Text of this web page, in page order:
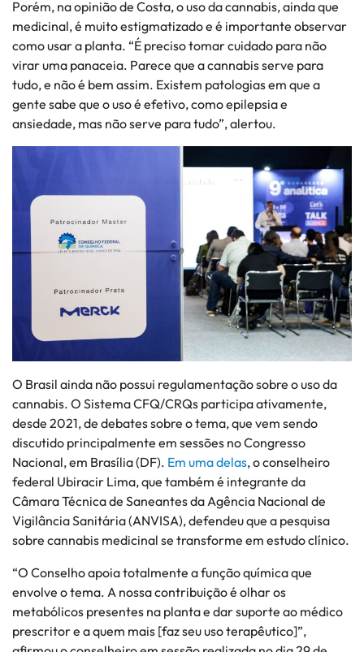
Porém, na opinião de Costa, o uso da cannabis, ainda que
medicinal, é muito estigmatizado e é importante observar
como usar a planta. “É preciso tomar cuidado para não
virar uma panaceia. Parece que a cannabis serve para
tudo, e não é bem assim. Existem patologias em que a
gente sabe que o uso é efetivo, como epilepsia e
ansiedade, mas não serve para tudo”, alertou.
O Brasil ainda não possui regulamentação sobre o uso da
cannabis. O Sistema CFQ/CRQs participa ativamente,
desde 2021, de debates sobre o tema, que vem sendo
discutido principalmente em sessões no Congresso
Nacional, em Brasília (DF). Em uma delas, o conselheiro
federal Ubiracir Lima, que também é integrante da
Câmara Técnica de Saneantes da Agência Nacional de
Vigilância Sanitária (ANVISA), defendeu que a pesquisa
sobre cannabis medicinal se transforme em estudo clínico.
“O Conselho apoia totalmente a função química que
envolve o tema. A nossa contribuição é olhar os
metabólicos presentes na planta e dar suporte ao médico
prescritor e a quem mais [faz seu uso terapêutico]”,